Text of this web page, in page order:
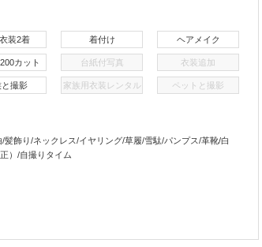
装2着 着付け ヘアメイク
カット 台紙付写真 衣装追加
撮影 家族用衣装レンタル ペットと撮影
飾り/ネックレス/イヤリング/草履/雪駄/パンプス/革靴/白
）/自撮りタイム